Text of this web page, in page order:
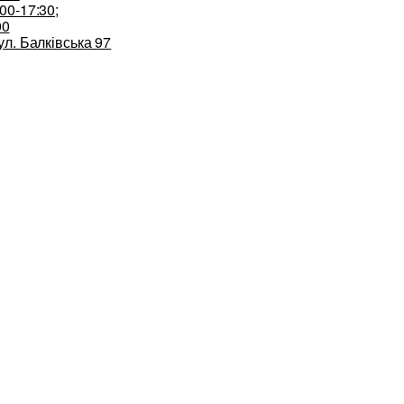
17:30;
Балківська 97